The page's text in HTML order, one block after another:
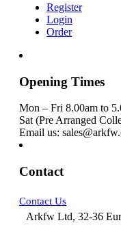
Register
Login
Order
Opening Times
Mon – Fri 8.00am to
Sat (Pre Arranged
Email us:
Contact
Contact Us
Arkfw Ltd, 32-36